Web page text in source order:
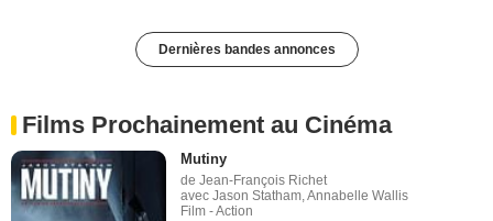
Dernières bandes annonces
Films Prochainement au Cinéma
Mutiny
de Jean-François Richet
avec Jason Statham, Annabelle Wallis
Film - Action